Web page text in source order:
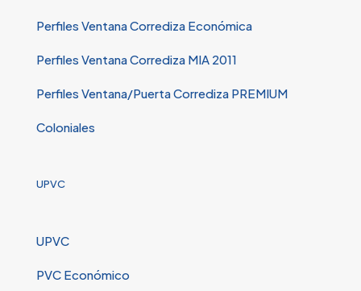
Perfiles Ventana Corrediza Económica
Perfiles Ventana Corrediza MIA 2011
Perfiles Ventana/Puerta Corrediza PREMIUM
Coloniales
UPVC
UPVC
PVC Económico